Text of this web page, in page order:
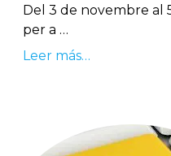
Del 3 de novembre al
per a …
Leer más…